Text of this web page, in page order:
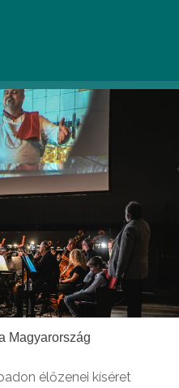
Magyarország
élőzenei kíséret